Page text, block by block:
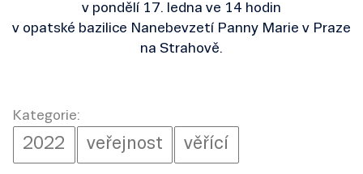
v pondělí 17. ledna ve 14 hodin
v opatské bazilice Nanebevzetí Panny Marie v Praze
na Strahově.
Kategorie:
2022 veřejnost věřící